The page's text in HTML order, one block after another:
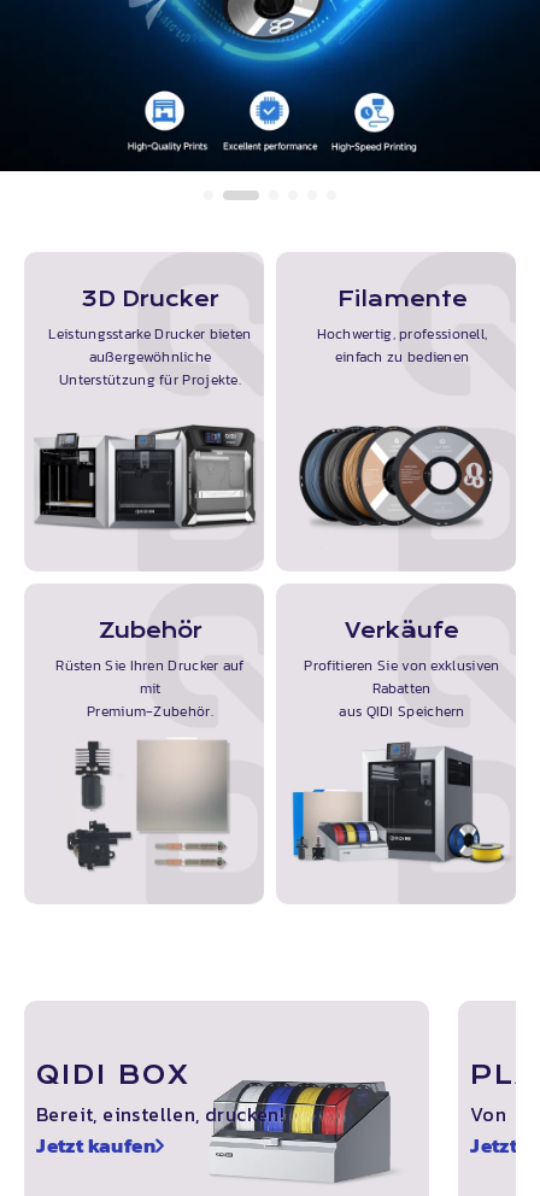
3D Drucker
Leistungsstarke Drucker bieten
außergewöhnliche
Unterstützung für Projekte.
Filamente
Hochwertig, professionell,
einfach zu bedienen
Zubehör
Rüsten Sie Ihren Drucker auf
mit
Premium-Zubehör.
Verkäufe
Profitieren Sie von exklusiven
Rabatten
aus QIDI Speichern
QIDI BOX
Bereit, einstellen, drucken!
Jetzt kaufen
PLA
Von ＄
Jetzt